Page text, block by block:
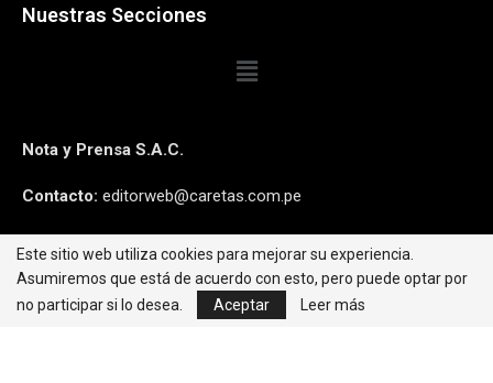
Nuestras Secciones
Nota y Prensa S.A.C.
Contacto: editorweb@caretas.com.pe
Síguenos:
Este sitio web utiliza cookies para mejorar su experiencia.
Asumiremos que está de acuerdo con esto, pero puede optar por
no participar si lo desea.
Aceptar Leer más